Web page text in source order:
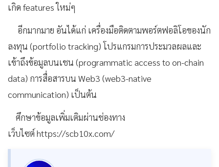
เกิด features ใหม่ๆ
อีกมากมาย อันได้แก่ เครื่องมือติดตามพอร์ตฟอลิโอของนัก
ลงทุน (portfolio tracking) โปรแกรมการประมวลผลและ
เข้าถึงข้อมูลบนเชน (programmatic access to on-chain
data) การสื่อสารบน Web3 (web3-native
communication) เป็นต้น
ศึกษาข้อมูลเพิ่มเติมผ่านช่องทาง
เว็บไซต์ https://scb10x.com/